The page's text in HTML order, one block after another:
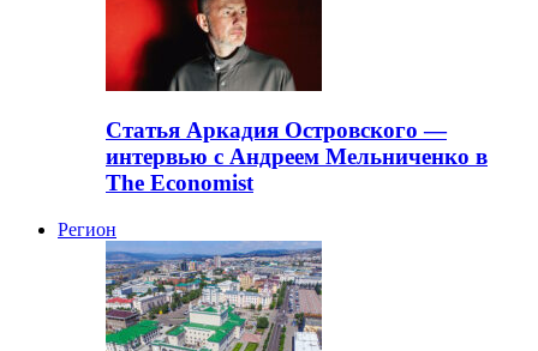
Статья Аркадия Островского —
интервью с Андреем Мельниченко в
The Economist
Регион